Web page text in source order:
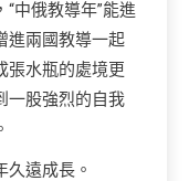
“中俄教導年”能進
進兩國教導一起
張水瓶的處境更
一股強烈的自我
遠成長。